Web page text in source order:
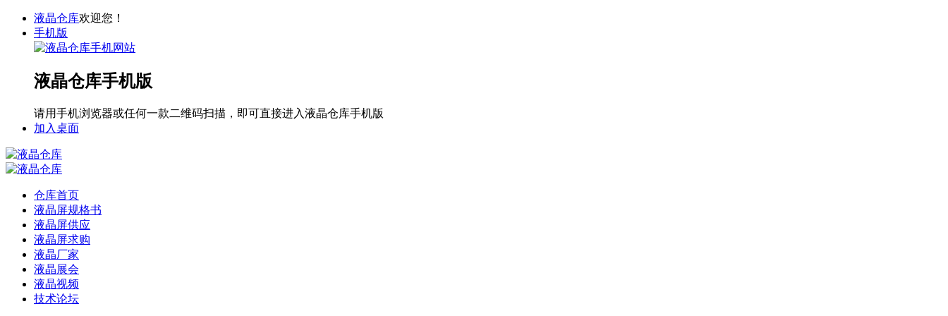
液晶仓库欢迎您！
手机版
液晶仓库手机版
请用手机浏览器或任何一款二维码扫描，即可直接进入液晶仓库手机版
加入桌面
仓库首页
液晶屏规格书
液晶屏供应
液晶屏求购
液晶厂家
液晶展会
液晶视频
技术论坛